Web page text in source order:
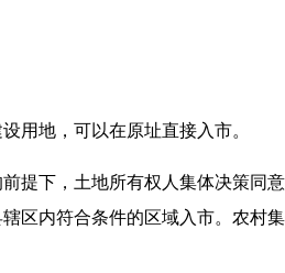
地，可以在原址直接入市。
下，土地所有权人集体决策同
区内符合条件的区域入市。农村